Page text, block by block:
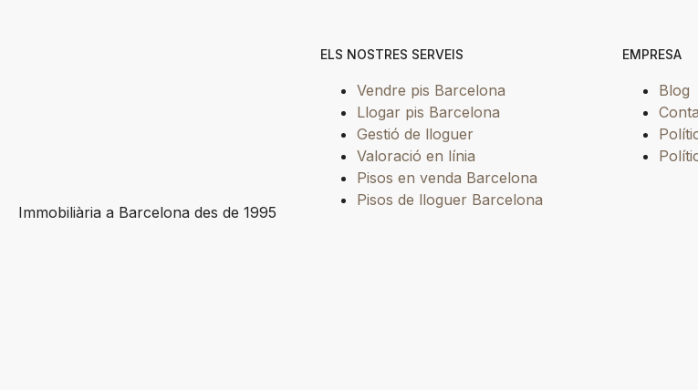
Immobiliària a Barcelona des de 1995
ELS NOSTRES SERVEIS
Vendre pis Barcelona
Llogar pis Barcelona
Gestió de lloguer
Valoració en línia
Pisos en venda Barcelona
Pisos de lloguer Barcelona
EMPRESA
Blog